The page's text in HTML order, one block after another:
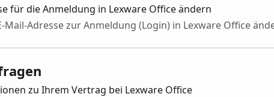
für die Anmeldung in Lexware Office ändern
Mail-Adresse zur Anmeldung (Login) in Lexware Office
zu Ihrem Vertrag bei Lexware Office